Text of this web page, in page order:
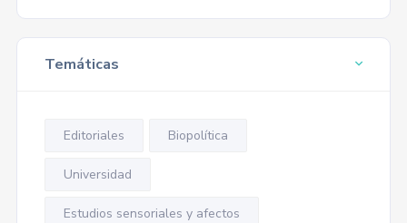
Temáticas
Editoriales Biopolítica
Universidad
Estudios sensoriales y afectos